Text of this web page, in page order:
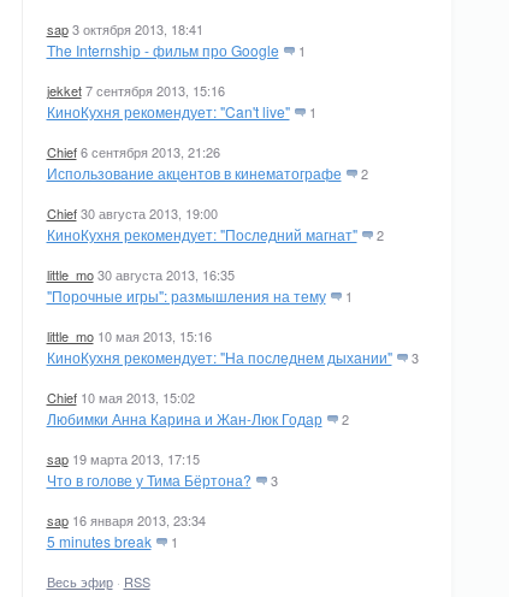
sap 3 октября 2013, 18:41
The Internship - фильм про Google 1
jekket 7 сентября 2013, 15:16
КиноКухня рекомендует: "Can't live" 1
Chief 6 сентября 2013, 21:26
Использование акцентов в кинематографе 2
Chief 30 августа 2013, 19:00
КиноКухня рекомендует: "Последний магнат" 2
little_mo 30 августа 2013, 16:35
"Порочные игры": размышления на тему 1
little_mo 10 мая 2013, 15:16
КиноКухня рекомендует: "На последнем дыхании" 3
Chief 10 мая 2013, 15:02
Любимки Анна Карина и Жан-Люк Годар 2
sap 19 марта 2013, 17:15
Что в голове у Тима Бёртона? 3
sap 16 января 2013, 23:34
5 minutes break 1
Весь эфир· RSS